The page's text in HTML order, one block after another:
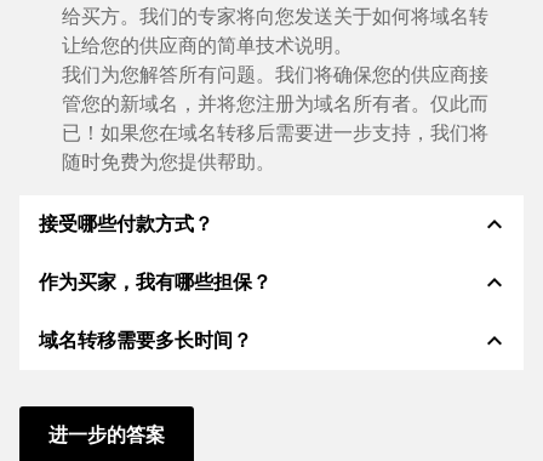
给买方。我们的专家将向您发送关于如何将域名转
让给您的供应商的简单技术说明。
我们为您解答所有问题。我们将确保您的供应商接
管您的新域名，并将您注册为域名所有者。仅此而
已！如果您在域名转移后需要进一步支持，我们将
随时免费为您提供帮助。
接受哪些付款方式？ expand_less
我们使用 SEPA 作为预付费，并使用 STRIPE 作为支
卡、PayPal、Klarna、ApplePay、GooglePay、支
ApplePay、GooglePay、支付宝或本地供应商。
作为买家，我有哪些担保？ expand_less
作为买方，我们始终向您保证以下证券。这就是我们的
托管人。
域名转移需要多长时间？ expand_less
域名转移到新的提供商是通过自动程序实时进行的。只
要您及时采取行动，并且您的供应商没有任何问题，一
进一步的答案